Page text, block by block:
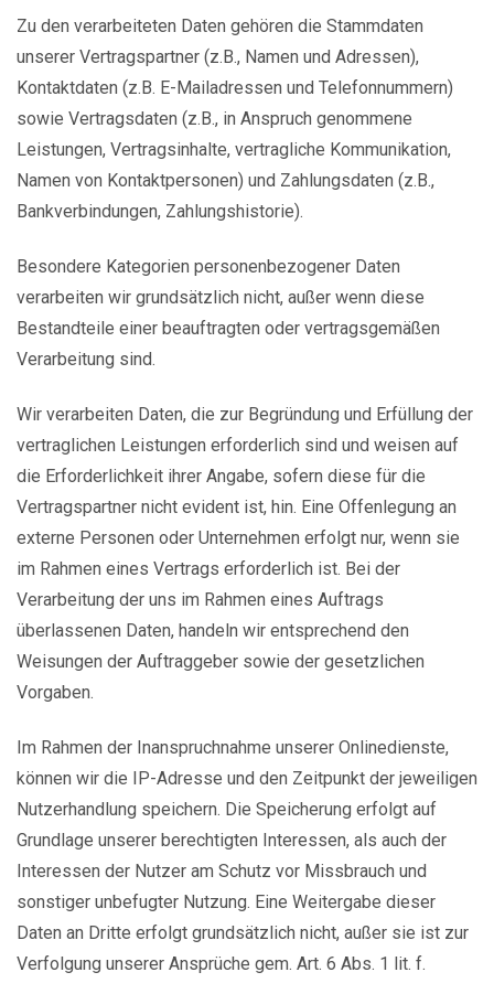
Zu den verarbeiteten Daten gehören die Stammdaten
unserer Vertragspartner (z.B., Namen und Adressen),
Kontaktdaten (z.B. E-Mailadressen und Telefonnummern)
sowie Vertragsdaten (z.B., in Anspruch genommene
Leistungen, Vertragsinhalte, vertragliche Kommunikation,
Namen von Kontaktpersonen) und Zahlungsdaten (z.B.,
Bankverbindungen, Zahlungshistorie).
Besondere Kategorien personenbezogener Daten
verarbeiten wir grundsätzlich nicht, außer wenn diese
Bestandteile einer beauftragten oder vertragsgemäßen
Verarbeitung sind.
Wir verarbeiten Daten, die zur Begründung und Erfüllung der
vertraglichen Leistungen erforderlich sind und weisen auf
die Erforderlichkeit ihrer Angabe, sofern diese für die
Vertragspartner nicht evident ist, hin. Eine Offenlegung an
externe Personen oder Unternehmen erfolgt nur, wenn sie
im Rahmen eines Vertrags erforderlich ist. Bei der
Verarbeitung der uns im Rahmen eines Auftrags
überlassenen Daten, handeln wir entsprechend den
Weisungen der Auftraggeber sowie der gesetzlichen
Vorgaben.
Im Rahmen der Inanspruchnahme unserer Onlinedienste,
können wir die IP-Adresse und den Zeitpunkt der jeweiligen
Nutzerhandlung speichern. Die Speicherung erfolgt auf
Grundlage unserer berechtigten Interessen, als auch der
Interessen der Nutzer am Schutz vor Missbrauch und
sonstiger unbefugter Nutzung. Eine Weitergabe dieser
Daten an Dritte erfolgt grundsätzlich nicht, außer sie ist zur
Verfolgung unserer Ansprüche gem. Art. 6 Abs. 1 lit. f.